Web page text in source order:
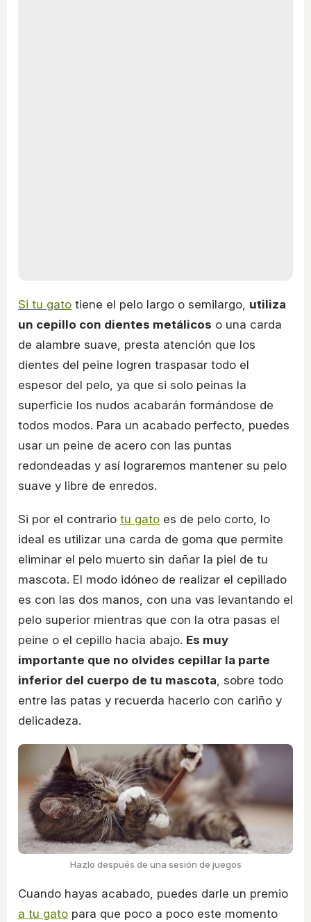
Si tu gato tiene el pelo largo o semilargo, utiliza
un cepillo con dientes metálicos o una carda
de alambre suave, presta atención que los
dientes del peine logren traspasar todo el
espesor del pelo, ya que si solo peinas la
superficie los nudos acabarán formándose de
todos modos. Para un acabado perfecto, puedes
usar un peine de acero con las puntas
redondeadas y así lograremos mantener su pelo
suave y libre de enredos.
Si por el contrario tu gato es de pelo corto, lo
ideal es utilizar una carda de goma que permite
eliminar el pelo muerto sin dañar la piel de tu
mascota. El modo idóneo de realizar el cepillado
es con las dos manos, con una vas levantando el
pelo superior mientras que con la otra pasas el
peine o el cepillo hacia abajo. Es muy
importante que no olvides cepillar la parte
inferior del cuerpo de tu mascota , sobre todo
entre las patas y recuerda hacerlo con cariño y
delicadeza.
Hazlo después de una sesión de juegos
Cuando hayas acabado, puedes darle un premio
a tu gato para que poco a poco este momento